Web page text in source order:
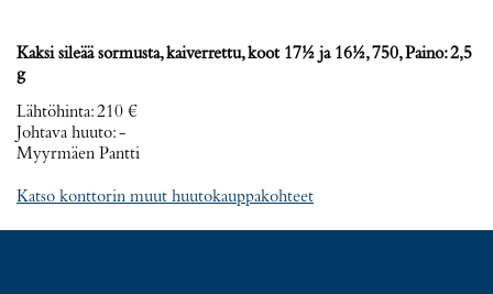
Kaksi sileää sormusta, kaiverrettu, koot 17½ ja 16½, 750, Paino: 2,5
g
Lähtöhinta:210 €
Johtava huuto:-
Myyrmäen Pantti
Katso konttorin muut huutokauppakohteet